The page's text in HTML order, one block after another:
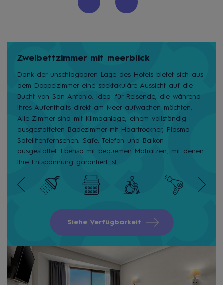
Zweibettzimmer mit meerblick
Dank der unschlagbaren Lage des Hotels bietet sich aus
dem Doppelzimmer eine spektakuläre Aussicht auf die
Bucht von San Antonio. Ideal für Reisende, die während
ihres Aufenthalts direkt am Meer aufwachen möchten.
Alle Zimmer sind mit Klimaanlage, einem vollständig
ausgestatteten Badezimmer mit Haartrockner, Plasma-
Satellitenfernsehen, Safe, Telefon und Balkon
ausgestattet. Ebenso mit bequemen Matratzen, mit denen
Ihre Entspannung garantiert ist.
Siehe Verfügbarkeit